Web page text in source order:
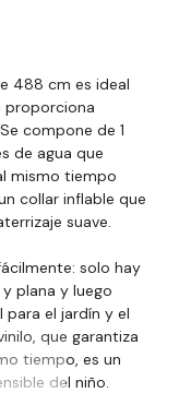
488 cm es ideal
proporciona
compone de 1
de agua que
mismo tiempo
collar inflable que
suave.
solo hay
plana y luego
para el jardín y el
que garantiza
tiempo, es un
del niño.